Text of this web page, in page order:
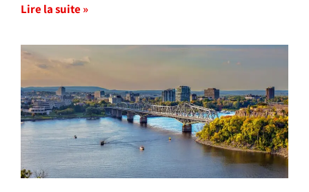
Lire la suite »